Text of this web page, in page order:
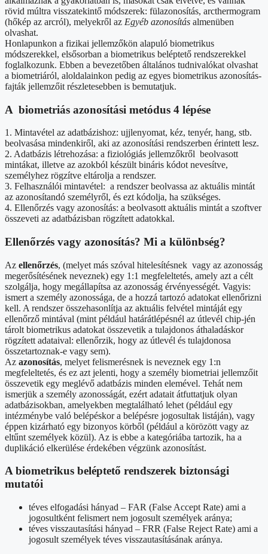
rövid múltra visszatekintő módszerek: fülazonosítás, arcthermogram
(hőkép az arcról), melyekről az Egyéb azonosítás almenüben
olvashat.
Honlapunkon a fizikai jellemzőkön alapuló biometrikus
módszerekkel, elsősorban a biometrikus beléptető rendszerekkel
foglalkozunk. Ebben a bevezetőben általános tudnivalókat olvashat
a biometriáról, aloldalainkon pedig az egyes biometrikus azonosítás-
fajták jellemzőit részletesebben is bemutatjuk.
A biometriás azonosítási metódus 4 lépése
1. Mintavétel az adatbázishoz: ujjlenyomat, kéz, tenyér, hang, stb.
beolvasása mindenkiről, aki az azonosítási rendszerben érintett lesz.
2. Adatbázis létrehozása: a fiziológiás jellemzőkről beolvasott
mintákat, illetve az azokból készült bináris kódot nevesítve,
személyhez rögzítve eltárolja a rendszer.
3. Felhasználói mintavétel: a rendszer beolvassa az aktuális mintát
az azonosítandó személyről, és ezt kódolja, ha szükséges.
4. Ellenőrzés vagy azonosítás: a beolvasott aktuális mintát a szoftver
összeveti az adatbázisban rögzített adatokkal.
Ellenőrzés vagy azonosítás? Mi a különbség?
Az ellenőrzés, (melyet más szóval hitelesítésnek vagy az azonosság
megerősítésének neveznek) egy 1:1 megfeleltetés, amely azt a célt
szolgálja, hogy megállapítsa az azonosság érvényességét. Vagyis:
ismert a személy azonossága, de a hozzá tartozó adatokat ellenőrizni
kell. A rendszer összehasonlítja az aktuális felvétel mintáját egy
ellenőrző mintával (mint például határátlépésnél az útlevél chip-jén
tárolt biometrikus adatokat összevetik a tulajdonos áthaladáskor
rögzített adataival: ellenőrzik, hogy az útlevél és tulajdonosa
összetartoznak-e vagy sem).
Az azonosítás, melyet felismerésnek is neveznek egy 1:n
megfeleltetés, és ez azt jelenti, hogy a személy biometriai jellemzőit
összevetik egy meglévő adatbázis minden elemével. Tehát nem
ismerjük a személy azonosságát, ezért adatait átfuttatjuk olyan
adatbázisokban, amelyekben megtalálható lehet (például egy
intézménybe való belépéskor a belépésre jogosultak listáján), vagy
éppen kizárható egy bizonyos körből (például a körözött vagy az
eltűnt személyek közül). Az is ebbe a kategóriába tartozik, ha a
duplikáció elkerülése érdekében végzünk azonosítást.
A biometrikus beléptető rendszerek biztonsági
mutatói
téves elfogadási hányad – FAR (False Accept Rate) ami a
jogosultként felismert nem jogosult személyek aránya;
téves visszautasítási hányad – FRR (False Reject Rate) ami a
jogosult személyek téves visszautasításának aránya.